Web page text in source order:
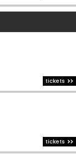
tickets
tickets